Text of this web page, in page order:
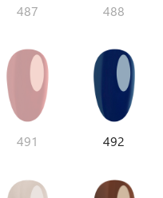
487 488
491 492